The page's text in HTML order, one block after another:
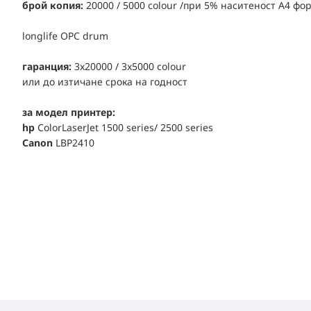
брой копия: 20000 / 5000 colour /при 5% наситеност А4
longlife OPC drum
гаранция: 3x20000 / 3x5000 colour
или до изтичане срока на годност
за модел принтер:
hp ColorLaserJet 1500 series/ 2500 series
Canon LBP2410